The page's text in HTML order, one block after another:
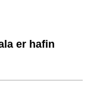
er hafin